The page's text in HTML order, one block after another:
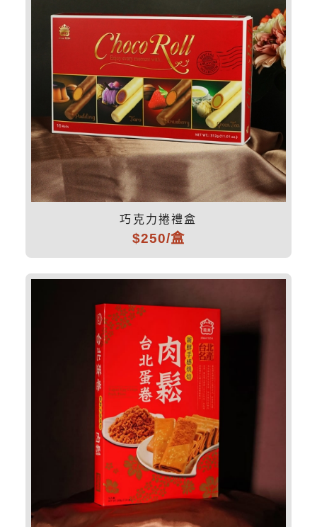
巧克力捲禮盒
$250/盒